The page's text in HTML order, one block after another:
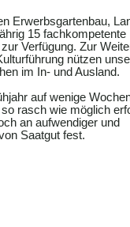
Erwerbsgartenbau,
15 fachkompetente
Verfügung. Zur
nützen
im In- und Ausland.
auf wenige
rasch wie möglich
an aufwendiger und
Saatgut fest.